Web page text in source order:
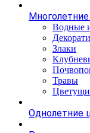
Водные
Злаки
Травы
Однолетние